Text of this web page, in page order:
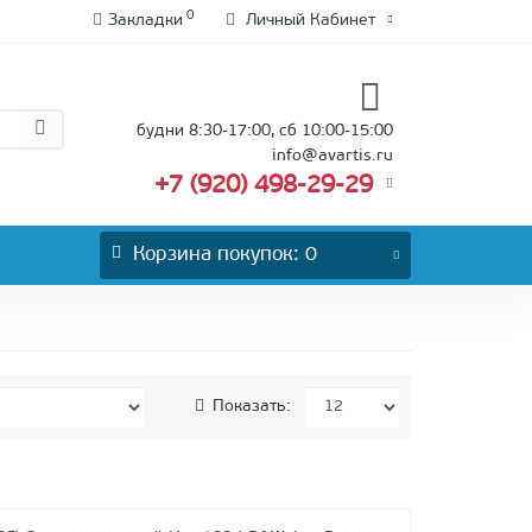
Закладки 0 Личный Кабинет
будни 8:30-17:00, сб 10:00-15:00
info@avartis.ru
+7 (920) 498-29-29
Корзина покупок: 0
Показать: